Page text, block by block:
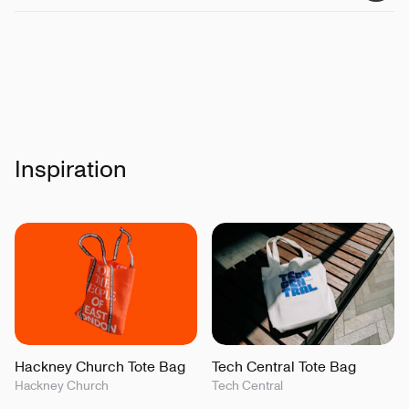
Inspiration
Hackney Church Tote Bag
Hackney Church
Tech Central Tote Bag
Tech Central